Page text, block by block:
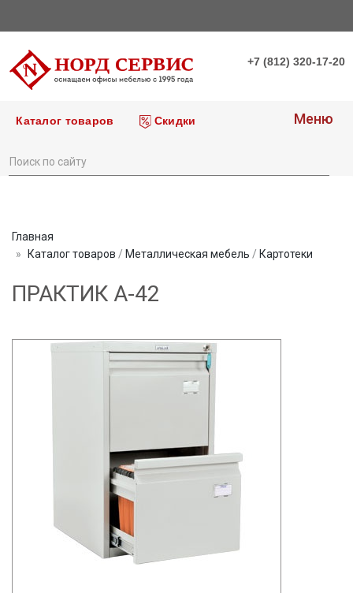
+7 (812) 320-17-20
Каталог товаров Скидки Меню
Главная
Каталог товаров / Металлическая мебель / Картотеки
ПРАКТИК А-42